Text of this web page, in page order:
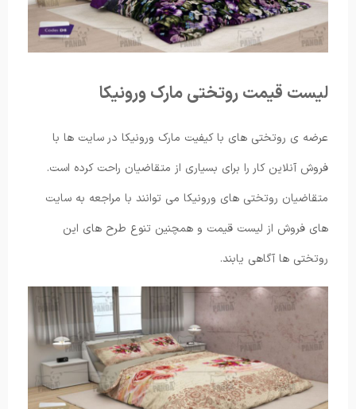
لیست قیمت روتختی مارک ورونیکا
عرضه ی روتختی های با کیفیت مارک ورونیکا در سایت ها با
فروش آنلاین کار را برای بسیاری از متقاضیان راحت کرده است.
متقاضیان روتختی های ورونیکا می توانند با مراجعه به سایت
های فروش از لیست قیمت و همچنین تنوع طرح های این
روتختی ها آگاهی یابند.